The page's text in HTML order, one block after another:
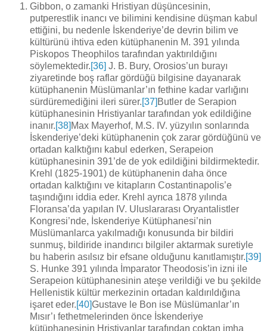
Gibbon, o zamanki Hristiyan düşüncesinin,
putperestlik inancı ve bilimini kendisine düşman kabul
ettiğini, bu nedenle İskenderiye’de devrin bilim ve
kültürünü ihtiva eden kütüphanenin M. 391 yılında
Piskopos Theophilos tarafından yaktırıldığını
söylemektedir.[36] J. B. Bury, Orosios’un burayı
ziyaretinde boş raflar gördüğü bilgisine dayanarak
kütüphanenin Müslümanlar’ın fethine kadar varlığını
sürdüremediğini ileri sürer.[37] Butler de Serapion
kütüphanesinin Hristiyanlar tarafından yok edildiğine
inanır.[38] Max Mayerhof, M.S. IV. yüzyılın sonlarında
İskenderiye’deki kütüphanenin çok zarar gördüğünü ve
ortadan kalktığını kabul ederken, Serapeion
kütüphanesinin 391’de de yok edildiğini bildirmektedir.
Krehl (1825-1901) de kütüphanenin daha önce
ortadan kalktığını ve kitapların Costantinapolis’e
taşındığını iddia eder. Krehl ayrıca 1878 yılında
Floransa’da yapılan IV. Uluslararası Oryantalistler
Kongresi’nde, İskenderiye Kütüphanesi’nin
Müslümanlarca yakılmadığı konusunda bir bildiri
sunmuş, bildiride inandırıcı bilgiler aktarmak suretiyle
bu haberin asılsız bir efsane olduğunu kanıtlamıştır.[39]
S. Hunke 391 yılında İmparator Theodosis’in izni ile
Serapeion kütüphanesinin ateşe verildiği ve bu şekilde
Hellenistik kültür merkezinin ortadan kaldırıldığına
işaret eder.[40]Gustave le Bon ise Müslümanlar’ın
Mısır’ı fethetmelerinden önce İskenderiye
kütüphanesinin Hristiyanlar tarafından çoktan imha